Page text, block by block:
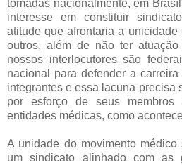
tomadas nacionalmente, em
interesse em constituir
atitude que afrontaria a
outros, além de não ter
nossos interlocutores são
nacional para defender a
integrantes e essa lacuna precisa
por esforço de seus
entidades médicas, como
A unidade do movimento
um sindicato alinhado com as